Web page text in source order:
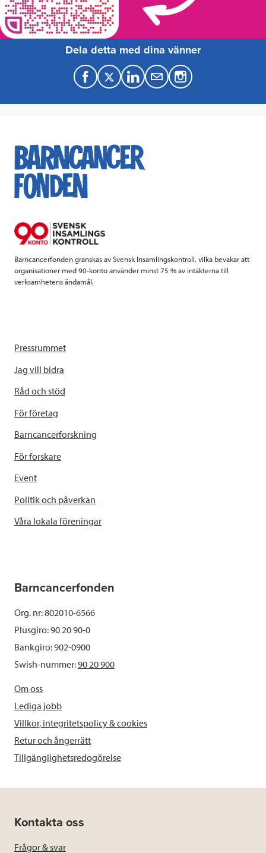
Dela detta med dina vänner
F
a
e
b
k
T
w
t
t
L
i
k
e
M
a
Barncancerfonden granskas av Svensk Insamlingskontroll, vilka bevakar att
organisationer med 90-konto använder minst 75 % av intäkterna till
verksamhetens ändamål.
Pressrummet
Jag vill bidra
Råd och stöd
För företag
Barncancerforskning
För forskare
Event
Politik och påverkan
Våra lokala föreningar
Barncancerfonden
Org. nr: 802010-6566
Plusgiro: 90 20 90-0
Bankgiro: 902-0900
Swish-nummer:90 20 900
Om oss
Lediga jobb
Villkor, integritetspolicy & cookies
Retur och ångerrätt
Tillgänglighetsredogörelse
Kontakta oss
Frågor & svar